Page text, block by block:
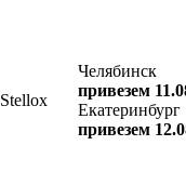
Stellox
Челябинск
привезем
Екатеринбург
привезем